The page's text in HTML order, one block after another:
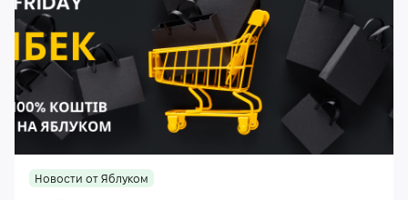
Новости от Яблуком